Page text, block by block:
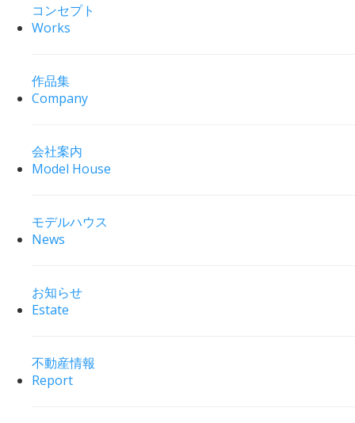
コンセプト
Works
作品集
Company
会社案内
Model House
モデルハウス
News
お知らせ
Estate
不動産情報
Report